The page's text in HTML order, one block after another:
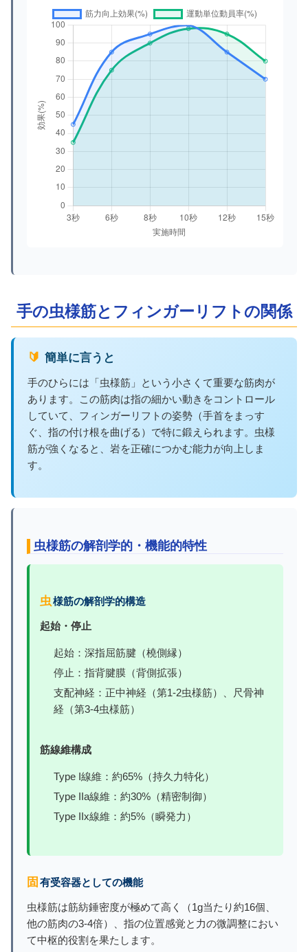
手の虫様筋とフィンガーリフトの関係
🔰 簡単に言うと
手のひらには「虫様筋」という小さくて重要な筋肉が
あります。この筋肉は指の細かい動きをコントロール
していて、フィンガーリフトの姿勢（手首をまっす
ぐ、指の付け根を曲げる）で特に鍛えられます。虫様
筋が強くなると、岩を正確につかむ能力が向上しま
す。
虫様筋の解剖学的・機能的特性
虫様筋の解剖学的構造
起始・停止
起始：深指屈筋腱（橈側縁）
停止：指背腱膜（背側拡張）
支配神経：正中神経（第1-2虫様筋）、尺骨神
経（第3-4虫様筋）
筋線維構成
Type I線維：約65%（持久力特化）
Type IIa線維：約30%（精密制御）
Type IIx線維：約5%（瞬発力）
固有受容器としての機能
虫様筋は筋紡錘密度が極めて高く（1g当たり約16個、
他の筋肉の3-4倍）、指の位置感覚と力の微調整におい
て中枢的役割を果たします。